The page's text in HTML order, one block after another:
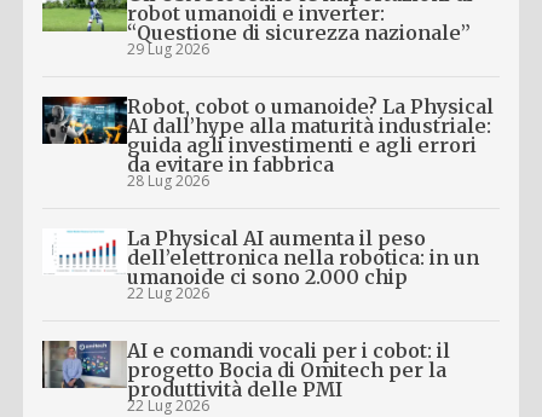
robot umanoidi e inverter:
“Questione di sicurezza nazionale”
29 Lug 2026
Robot, cobot o umanoide? La Physical
AI dall’hype alla maturità industriale:
guida agli investimenti e agli errori
da evitare in fabbrica
28 Lug 2026
La Physical AI aumenta il peso
dell’elettronica nella robotica: in un
umanoide ci sono 2.000 chip
22 Lug 2026
AI e comandi vocali per i cobot: il
progetto Bocia di Omitech per la
produttività delle PMI
22 Lug 2026